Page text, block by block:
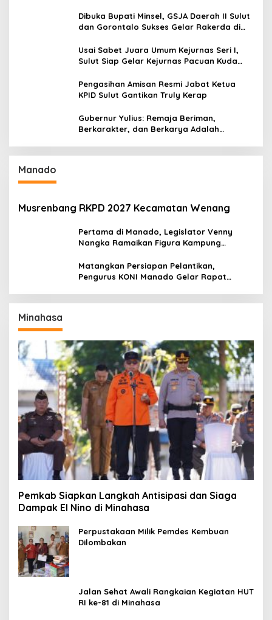
Dibuka Bupati Minsel, GSJA Daerah II Sulut
dan Gorontalo Sukses Gelar Rakerda di
Usai Sabet Juara Umum Kejurnas Seri I,
Sulut Siap Gelar Kejurnas Pacuan Kuda
Pengasihan Amisan Resmi Jabat Ketua
KPID Sulut Gantikan Truly Kerap
Gubernur Yulius: Remaja Beriman,
Berkarakter, dan Berkarya Adalah
Manado
Musrenbang RKPD 2027 Kecamatan Wenang
Pertama di Manado, Legislator Venny
Nangka Ramaikan Figura Kampung
Matangkan Persiapan Pelantikan,
Pengurus KONI Manado Gelar Rapat
Minahasa
Pemkab Siapkan Langkah Antisipasi dan Siaga
Dampak El Nino di Minahasa
Perpustakaan Milik Pemdes Kembuan
Dilombakan
Jalan Sehat Awali Rangkaian Kegiatan HUT
RI ke-81 di Minahasa